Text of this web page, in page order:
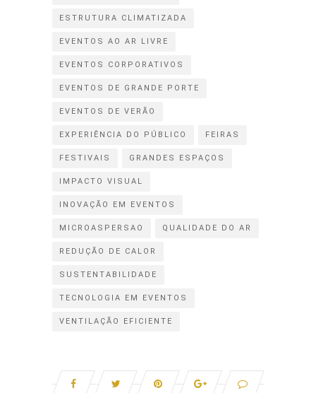
ESTRUTURA CLIMATIZADA
EVENTOS AO AR LIVRE
EVENTOS CORPORATIVOS
EVENTOS DE GRANDE PORTE
EVENTOS DE VERÃO
EXPERIÊNCIA DO PÚBLICO FEIRAS
FESTIVAIS GRANDES ESPAÇOS
IMPACTO VISUAL
INOVAÇÃO EM EVENTOS
MICROASPERSAO QUALIDADE DO AR
REDUÇÃO DE CALOR
SUSTENTABILIDADE
TECNOLOGIA EM EVENTOS
VENTILAÇÃO EFICIENTE